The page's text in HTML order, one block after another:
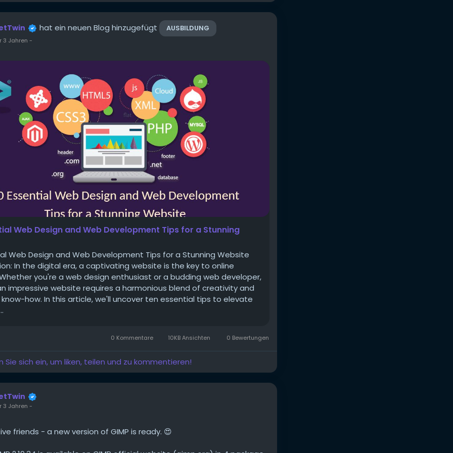
hat ein neuen Blog hinzugefügt AUSBILDUNG
3 Jahren -
Web Design and Web Development Tips for a Stunning
Web Design and Web Development Tips for a Stunning Website
In the digital era, a captivating website is the key to online
you're a web design enthusiast or a budding web developer,
impressive website requires a harmonious blend of creativity and
how. In this article, we'll uncover ten essential tips to elevate
0 Kommentare 10KB Ansichten 0 Bewertungen
Sie sich ein, um liken, teilen und zu kommentieren!
3 Jahren -
friends - a new version of GIMP is ready. 😍